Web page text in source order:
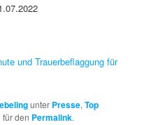
und Trauerbeflaggung für
unter Presse,Top
den Permalink.